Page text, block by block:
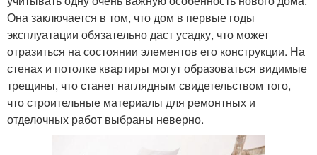
Она заключается в том, что дом в первые годы
эксплуатации обязательно даст усадку, что может
отразиться на состоянии элементов его конструкции. На
стенах и потолке квартиры могут образоваться видимые
трещины, что станет наглядным свидетельством того,
что строительные материалы для ремонтных и
отделочных работ выбраны неверно.